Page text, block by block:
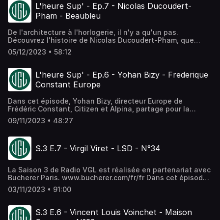
L'heure Sup' - Ep.7 - Nicolas Ducoudert-
Pham - Beaubleu
De l'architecture à l'horlogerie, il n'y a qu'un pas.
Découvrez l'histoire de Nicolas Ducoudert-Pham, que
nous recevons dans cet épisode. Il est le fondateur de
Beaubleu, une jeune marque de montres qui se distingue
Marine et Arnaud
05/12/2023 • 58:12
L'heure Sup' - Ep.6 - Yohan Bizy - Frederique
Constant Europe
Dans cet épisode, Yohan Bizy, directeur Europe de
Frédéric Constant, Citizen et Alpina, partage pour la
première fois en Podcast son parcours dans l'horlogerie,
qui est son métier et sa passion. Il explique comment ce
et comment elle se complètent plutôt que de se
concurrencer. Il aborde dans cet épisode l'impact de la
pandémie sur le marché horloger et souligne l'importance
pour proposer des montres de qualité et abordables.
Bonne écoute, Marine et Arnaud
09/11/2023 • 48:27
S.3 E.7 - Virgil Viret - LSD - N°34
La Saison 3 de Radio VGL est réalisée en partenariat avec
Bucherer Paris. www.bucherer.com/fr/fr Dans cet épisode
de Radio VGL, nous nous entretenons avec Virgil Viret,
propriétaire de la mercerie Lafayette Saltiel Drapiers (LSD)
a transformé la mercerie familiale en un lieu unique. Il
évoque son enfance dans le sud de la France et comment
03/11/2023 • 91:00
S.3 E.6 - Vincent Louis Voinchet - Maison